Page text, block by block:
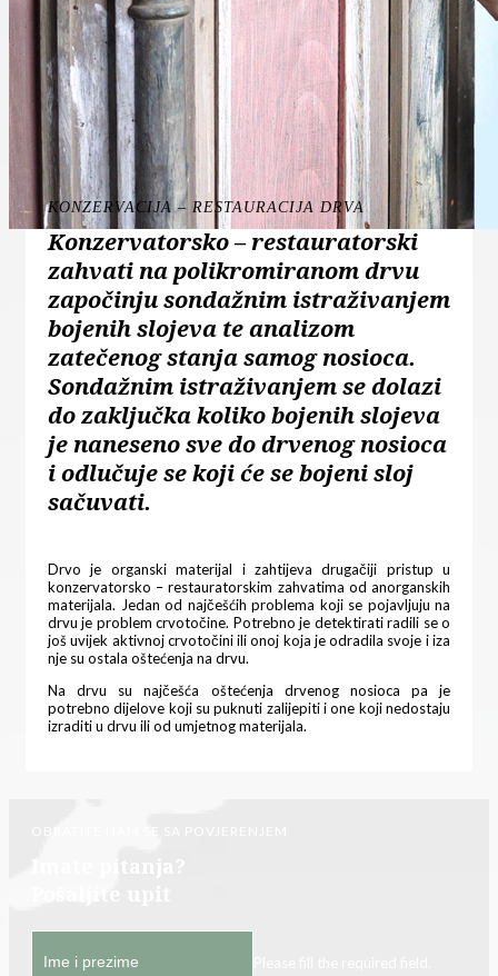
KONZERVACIJA – RESTAURACIJA DRVA
Konzervatorsko – restauratorski
zahvati na polikromiranom drvu
započinju sondažnim istraživanjem
bojenih slojeva te analizom
zatečenog stanja samog nosioca.
Sondažnim istraživanjem se dolazi
do zaključka koliko bojenih slojeva
je naneseno sve do drvenog nosioca
i odlučuje se koji će se bojeni sloj
sačuvati.
Drvo je organski materijal i zahtijeva drugačiji pristup u
konzervatorsko – restauratorskim zahvatima od anorganskih
materijala. Jedan od najčešćih problema koji se pojavljuju na
drvu je problem crvotočine. Potrebno je detektirati radili se o
još uvijek aktivnoj crvotočini ili onoj koja je odradila svoje i iza
nje su ostala oštećenja na drvu.
Na drvu su najčešća oštećenja drvenog nosioca pa je
potrebno dijelove koji su puknuti zalijepiti i one koji nedostaju
izraditi u drvu ili od umjetnog materijala.